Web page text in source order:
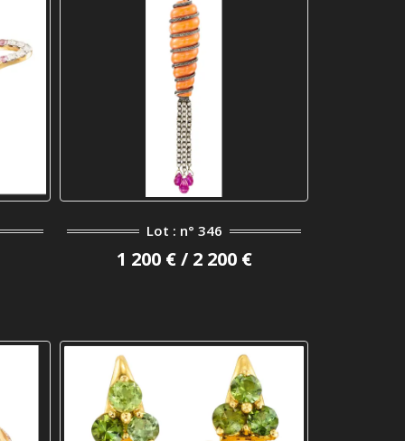
Lot : n° 346
1 200 € / 2 200 €